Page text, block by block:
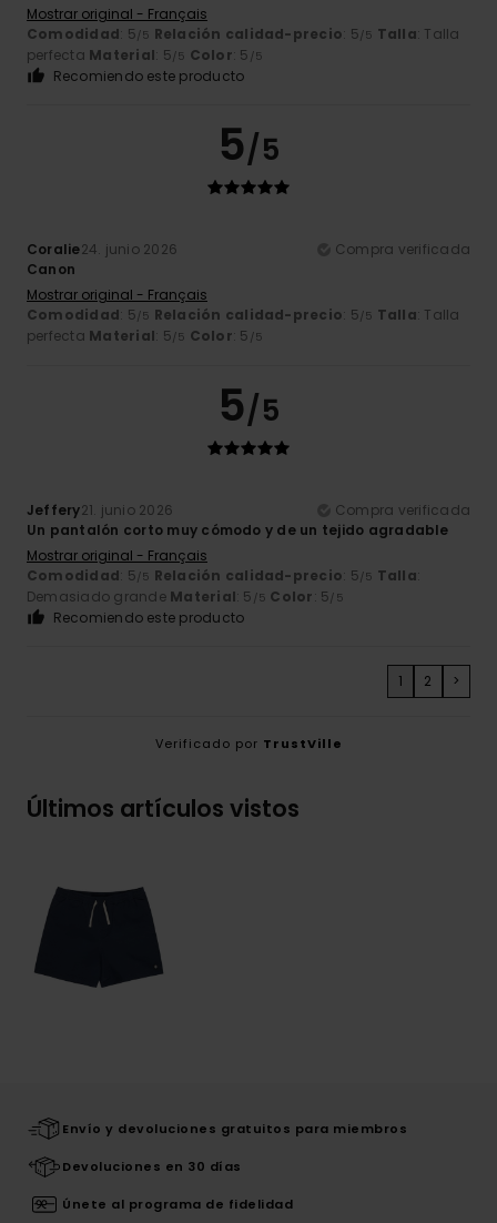
Mostrar original - Français
Comodidad: 5/5 Relación calidad-precio: 5/5 Talla: Talla
perfecta Material: 5/5 Color: 5 /5
Recomiendo este producto
5/5
Coralie24. junio 2026
Compra verificada
Canon
Mostrar original - Français
Comodidad: 5/5 Relación calidad-precio: 5/5 Talla: Talla
perfecta Material: 5/5 Color: 5 /5
5/5
Jeffery21. junio 2026
Compra verificada
Un pantalón corto muy cómodo y de un tejido agradable
Mostrar original - Français
Comodidad: 5/5 Relación calidad-precio: 5/5 Talla:
Demasiado grande Material: 5 /5 Color: 5/5
Recomiendo este producto
1 2 >
Verificado por TrustVille
Últimos artículos vistos
Envío y devoluciones gratuitos para miembros
Devoluciones en 30 días
Únete al programa de fidelidad